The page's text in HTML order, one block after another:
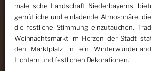
malerische Landschaft Niederbayerns,
gemütliche und einladende Atmosphäre,
die festliche Stimmung einzutauchen.
Weihnachtsmarkt im Herzen der Stadt
den Marktplatz in ein
Lichtern und festlichen Dekorationen.